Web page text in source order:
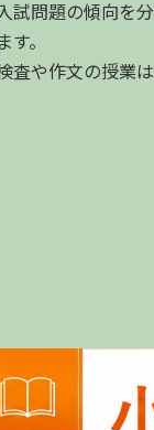
試問題の傾向を
す。
査や作文の授業